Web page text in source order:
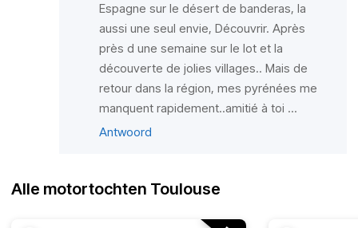
Espagne sur le désert de banderas, la
aussi une seul envie, Découvrir. Après
près d une semaine sur le lot et la
découverte de jolies villages.. Mais de
retour dans la région, mes pyrénées me
manquent rapidement..amitié à toi ...
Antwoord
Alle motortochten Toulouse